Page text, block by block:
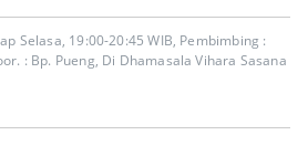
Selasa, 19:00-20:45 WIB, Pembimbing :
: Bp. Pueng, Di Dhamasala Vihara Sasana